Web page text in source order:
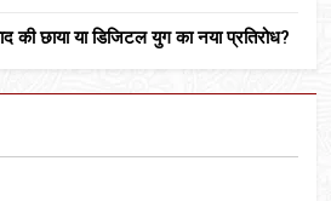
की छाया या डिजिटल युग का नया प्रतिरोध?